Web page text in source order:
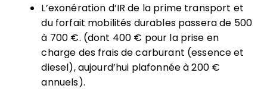
L’exonération d’IR de la prime transport et
du forfait mobilités durables passera de 500
à 700 €. (dont 400 € pour la prise en
charge des frais de carburant (essence et
diesel), aujourd’hui plafonnée à 200 €
annuels).